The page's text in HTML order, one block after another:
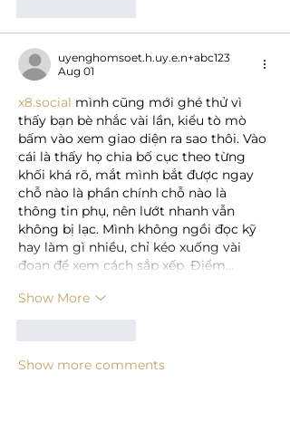
uyenghomsoet.h.uy.e.n+abc123
Aug 01
x8.social mình cũng mới ghé thử vì
thấy bạn bè nhắc vài lần, kiểu tò mò
bấm vào xem giao diện ra sao thôi. Vào
cái là thấy họ chia bố cục theo từng
khối khá rõ, mắt mình bắt được ngay
chỗ nào là phần chính chỗ nào là
thông tin phụ, nên lướt nhanh vẫn
không bị lạc. Mình không ngồi đọc kỹ
hay làm gì nhiều, chỉ kéo xuống vài
đoạn để xem cách sắp xếp. Điểm…
Show More
Show more comments